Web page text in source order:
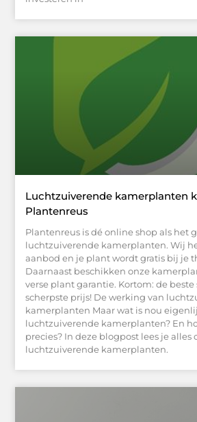
Luchtzuiverende kamerplanten
Plantenreus
Plantenreus is dé online shop als het
luchtzuiverende kamerplanten. Wij
aanbod en je plant wordt gratis bij je
Daarnaast beschikken onze
verse plant garantie. Kortom: de beste
scherpste prijs! De werking van
kamerplanten Maar wat is nou
luchtzuiverende kamerplanten? En
precies? In deze blogpost lees je alles
luchtzuiverende kamerplanten.